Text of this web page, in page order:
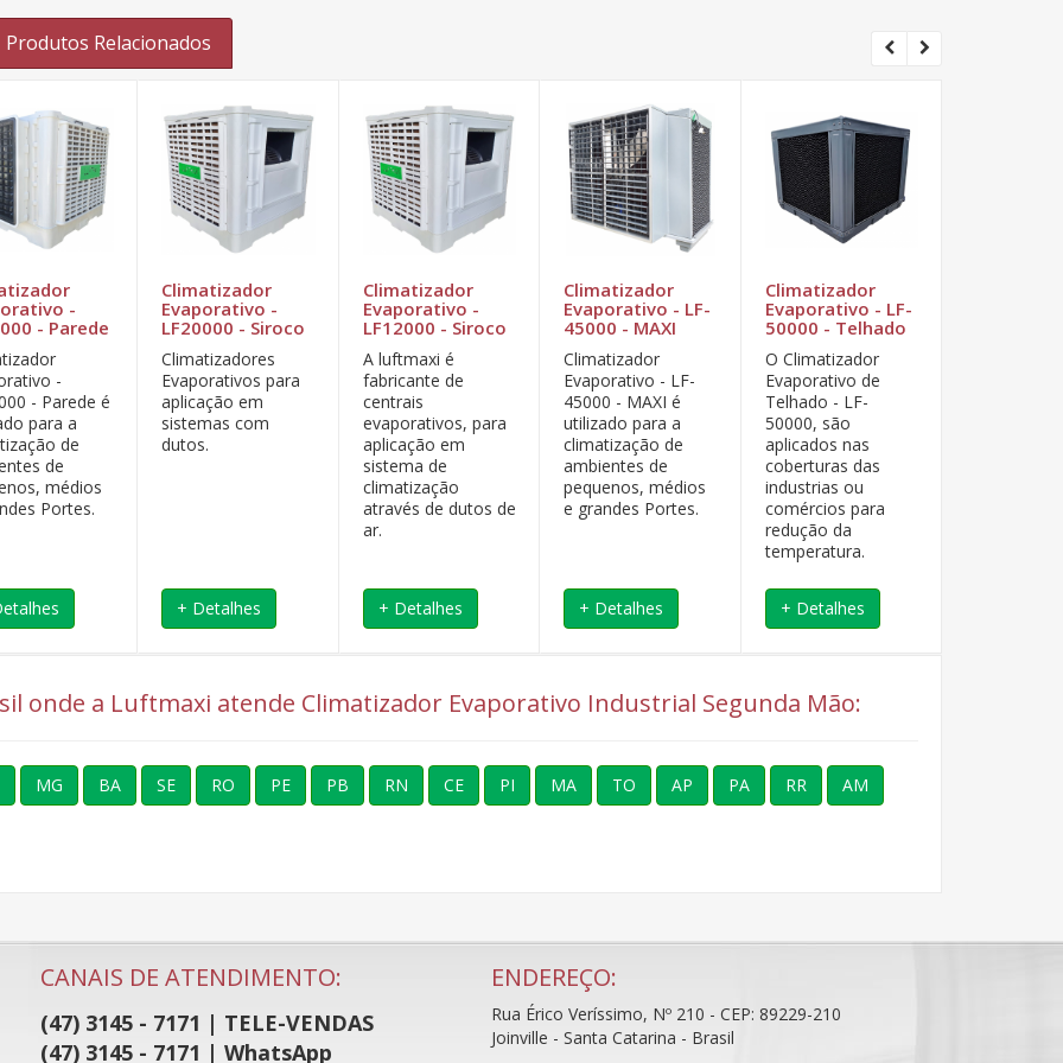
Produtos Relacionados
-
- Parede
-
- Parede é
para a
de
de
médios
Portes.
Climatizador
Evaporativo -
LF20000 - Siroco
Climatizadores
Evaporativos para
aplicação em
sistemas com
dutos.
+ Detalhes
Climatizador
Evaporativo -
LF12000 - Siroco
A luftmaxi é
fabricante de
centrais
evaporativos, para
aplicação em
sistema de
climatização
através de dutos de
ar.
+ Detalhes
Climatizador
Evaporativo - LF-
45000 - MAXI
Climatizador
Evaporativo - LF-
45000 - MAXI é
utilizado para a
climatização de
ambientes de
pequenos, médios
e grandes Portes.
+ Detalhes
Climatizador
Evaporativo - LF-
50000 - Telhado
O Climatizador
Evaporativo de
Telhado - LF-
50000, são
aplicados nas
coberturas das
industrias ou
comércios para
redução da
temperatura.
+ Detalhes
onde a Luftmaxi atende Climatizador Evaporativo Industrial Segunda Mão:
MG BA SE RO PE PB RN CE PI MA TO AP PA RR AM
CANAIS DE ATENDIMENTO:
(47) 3145 - 7171 | TELE-VENDAS
(47) 3145 - 7171 | WhatsApp
ENDEREÇO:
Rua Érico Veríssimo, Nº 210 - CEP: 89229-210
Joinville - Santa Catarina - Brasil